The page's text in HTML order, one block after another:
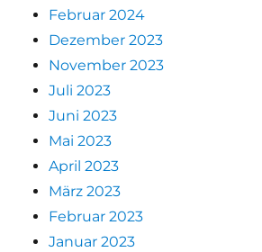
Februar 2024
Dezember 2023
November 2023
Juli 2023
Juni 2023
Mai 2023
April 2023
März 2023
Februar 2023
Januar 2023